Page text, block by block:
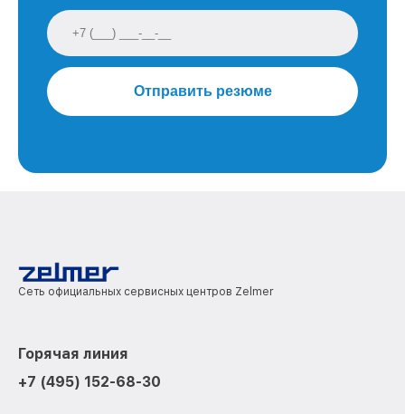
Сеть официальных сервисных центров Zelmer
Горячая линия
+7 (495) 152-68-30